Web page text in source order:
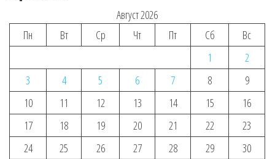
Август 2026
Пн
Вт Ср Чт Пт Сб
Вс
1
2
3
4 5 6 7 8
9
10
11 12 13 14 15
16
17
18 19 20 21 22
23
24
25 26 27 28 29
30